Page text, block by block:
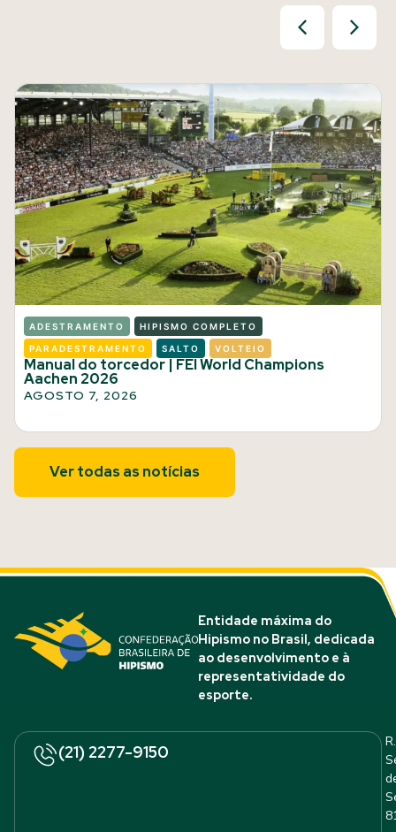
ADESTRAMENTO HIPISMO COMPLETO
PARADESTRAMENTO SALTO VOLTEIO
Manual do torcedor | FEI World Champions
Aachen 2026
AGOSTO 7, 2026
Ver todas as notícias
Entidade máxima do
Hipismo no Brasil, dedicada
ao desenvolvimento e à
representatividade do
esporte.
(21) 2277-9150
R.